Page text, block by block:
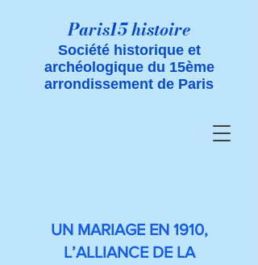
Paris15 histoire
Société historique et
archéologique du 15ème
arrondissement de Paris
UN MARIAGE EN 1910,
L’ALLIANCE DE LA